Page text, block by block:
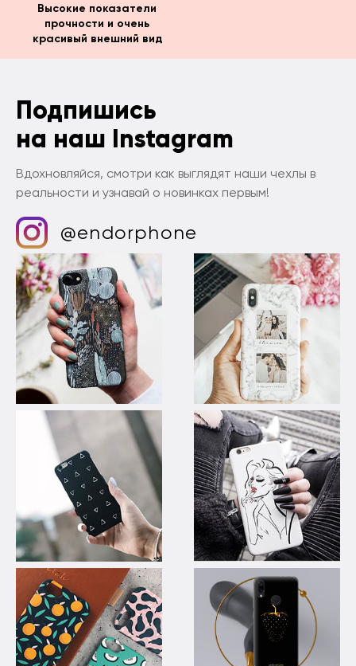
Высокие показатели
прочности и очень
красивый внешний вид
Подпишись
на наш Instagram
Вдохновляйся, смотри как выглядят наши чехлы в
реальности и узнавай о новинках первым!
@endorphone